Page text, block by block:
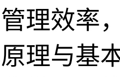
理效率
理与基